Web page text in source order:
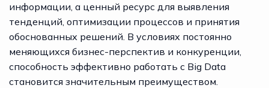
информации, а ценный ресурс для выявления
тенденций, оптимизации процессов и принятия
обоснованных решений. В условиях постоянно
меняющихся бизнес-перспектив и конкуренции,
способность эффективно работать с Big Data
становится значительным преимуществом.